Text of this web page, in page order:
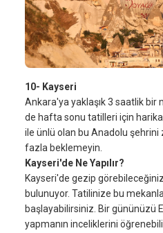
10- Kayseri
Ankara'ya yaklaşık 3 saatlik bir
de hafta sonu tatilleri için
ile ünlü olan bu Anadolu
fazla beklemeyin.
Kayseri'de Ne Yapılır?
Kayseri'de gezip
bulunuyor. Tatilinize bu
başlayabilirsiniz. Bir gününüzü
yapmanın inceliklerini